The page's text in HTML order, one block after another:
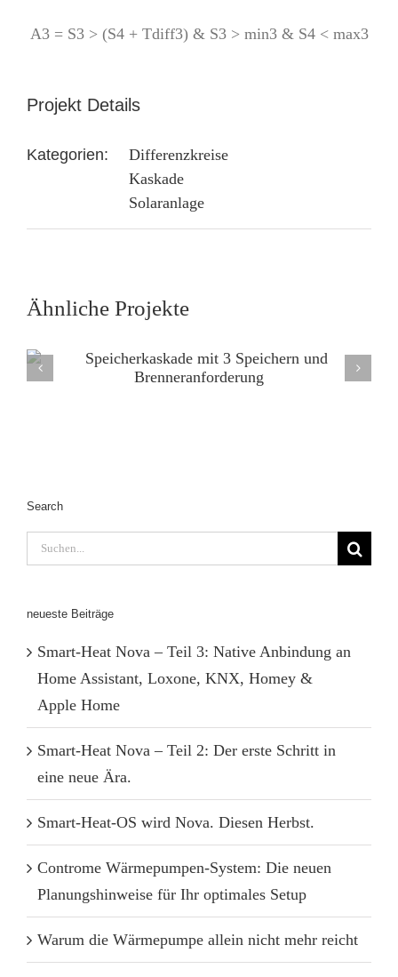
A3 = S3 > (S4 + Tdiff3) & S3 > min3 & S4 < max3
Projekt Details
Kategorien:
Differenzkreise
Kaskade
Solaranlage
Ähnliche Projekte
Search
Suche
nach:
neueste Beiträge
Smart-Heat Nova – Teil 3: Native Anbindung an
Home Assistant, Loxone, KNX, Homey &
Apple Home
Smart-Heat Nova – Teil 2: Der erste Schritt in
eine neue Ära.
Smart-Heat-OS wird Nova. Diesen Herbst.
Controme Wärmepumpen-System: Die neuen
Planungshinweise für Ihr optimales Setup
Warum die Wärmepumpe allein nicht mehr reicht